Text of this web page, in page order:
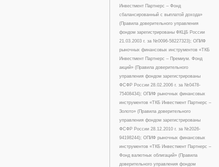
Инвестмент Партнерс – Фонд
сбалансированный с выплатой дохода»
(Правила доверительного управления
фондом зарегистрированы ФКЦБ России
21.03.2003 г. за №0096-58227323); ОПИФ
рыночных финансовых инструментов «ТКБ
Инвестмент Партнерс – Премиум. Фонд
акций» (Правила доверительного
управления фондом зарегистрированы
ФСФР России 28.02.2006 г. за №0478-
75408434); ОПИФ рыночных финансовых
инструментов «ТКБ Инвестмент Партнерс –
Золото» (Правила доверительного
управления фондом зарегистрированы
ФСФР России 28.12.2010 г. за №2026-
94198244); ОПИФ рыночных финансовых
инструментов «ТКБ Инвестмент Партнерс –
Фонд валютных облигаций» (Правила
доверительного управления фондом